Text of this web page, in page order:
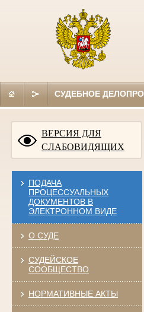
СУДЕБНОЕ
ВЕРСИЯ ДЛЯ
СЛАБОВИДЯЩИХ
ПОДАЧА
ПРОЦЕССУАЛЬНЫХ
ДОКУМЕНТОВ В
ЭЛЕКТРОННОМ ВИДЕ
О СУДЕ
СУДЕЙСКОЕ
СООБЩЕСТВО
НОРМАТИВНЫЕ АКТЫ